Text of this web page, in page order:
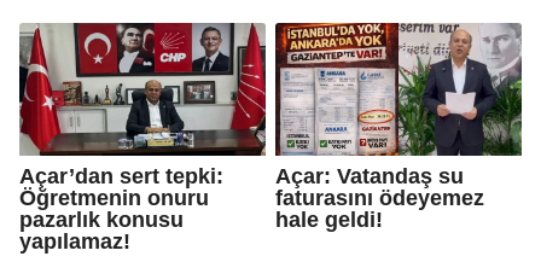
Açar’dan sert tepki:
Öğretmenin onuru
pazarlık konusu
yapılamaz!
Açar: Vatandaş su
faturasını ödeyemez
hale geldi!